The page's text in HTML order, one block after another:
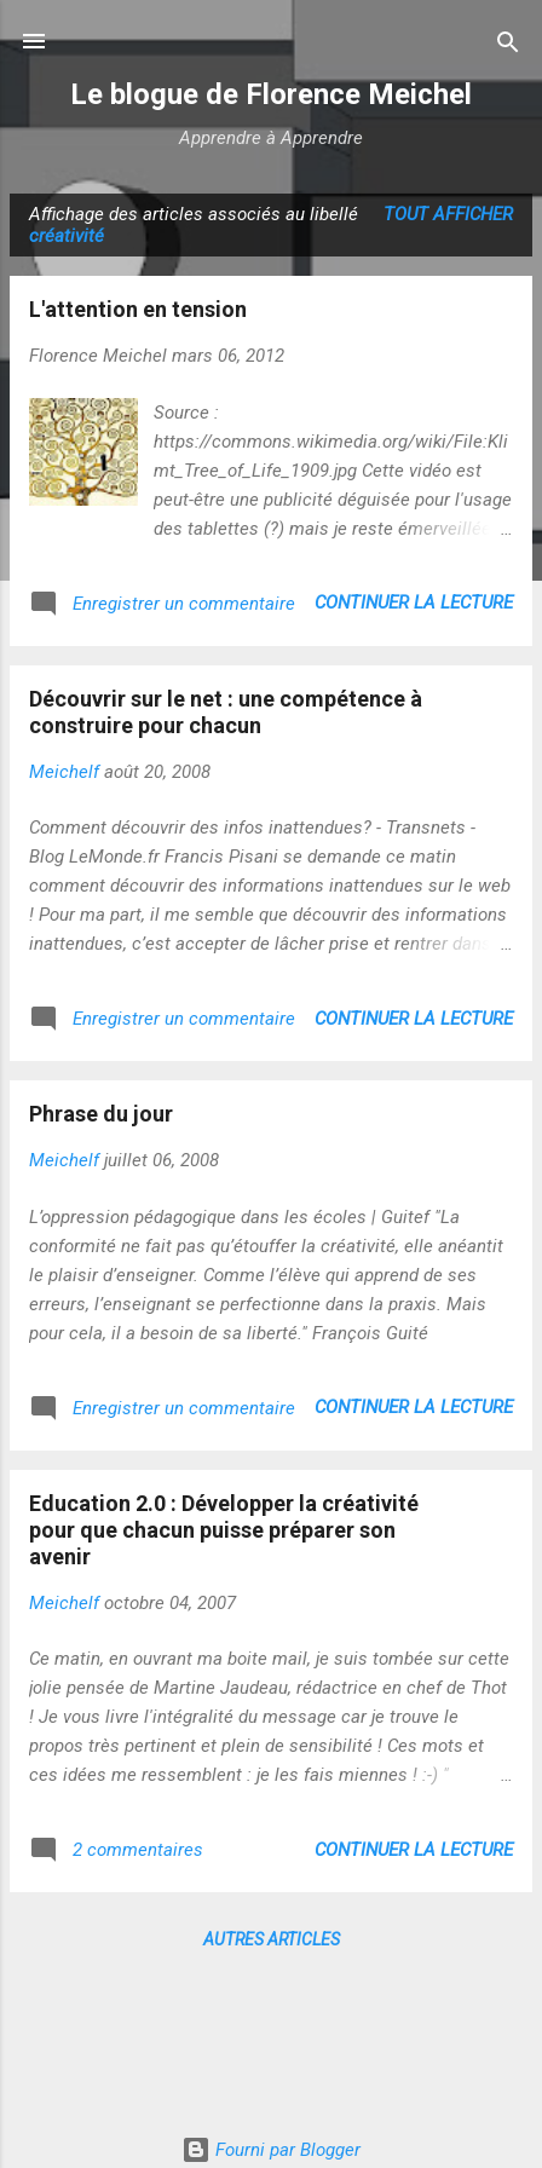
Le blogue de Florence Meichel
Apprendre à Apprendre
r
Affichage des articles associés au libellé
créativité
TOUT AFFICHER
L'attention en tension
Florence Meichel mars 06, 2012
Source :
https://commons.wikimedia.org/wiki/File:Kli
mt_Tree_of_Life_1909.jpg Cette vidéo est
peut-être une publicité déguisée pour l'usage
des tablettes (?) mais je reste émerveillée
(MAJ : la vidéo en question est passée en
modèle de l'arbre de vie de Klimt qu'elle
avait trouvé sur le web à l'aide de sa
tablette. Sur un ton très enjoué, elle
entrain de représenter. Dessin réalisé à
partir du POIETIC GENERATOR Cela me fait
penser à cette série d'interviews de Gilbert
Simondon : on y perçoit son extraordinaire
talent
Simondon Entretien sur la mécanologie
fuRyk&feature=related...
Enregistrer un commentaire CONTINUER LA LECTURE
Découvrir sur le net : une compétence à
construire pour chacun
Meichelf août 20, 2008
Comment découvrir des infos inattendues? - Transnets -
Blog LeMonde.fr Francis Pisani se demande ce matin
comment découvrir des informations inattendues sur le web
! Pour ma part, il me semble que découvrir des informations
inattendues, c’est accepter de lâcher prise et rentrer dans
nos perspectives de sens…et effectivement c’est un
processus humain qui se construit et s’inscrit dans une
s’enseigne car par essence non normative…Mais on on peut
long cours ! Et à la réflexion l’affectif et la confiance peuvent
jouer un rôle important dans ce processus de lâcher prise…
d’où l’influence des filtres humains et des réseaux sociaux
dans ce processus !
Enregistrer un commentaire CONTINUER LA LECTURE
Phrase du jour
Meichelf juillet 06, 2008
L’oppression pédagogique dans les écoles | Guitef "La
conformité ne fait pas qu’étouffer la créativité, elle anéantit
le plaisir d’enseigner. Comme l’élève qui apprend de ses
erreurs, l’enseignant se perfectionne dans la praxis. Mais
pour cela, il a besoin de sa liberté." François Guité
Enregistrer un commentaire CONTINUER LA LECTURE
Education 2.0 : Développer la créativité
pour que chacun puisse préparer son
avenir
Meichelf octobre 04, 2007
Ce matin, en ouvrant ma boite mail, je suis tombée sur cette
jolie pensée de Martine Jaudeau, rédactrice en chef de Thot
! Je vous livre l'intégralité du message car je trouve le
propos très pertinent et plein de sensibilité ! Ces mots et
ces idées me ressemblent : je les fais miennes ! :-) "
Thot Cursus© 3 octobre 2007 La création est trop souvent
liée - pour ceux qui y parviennent - à la douleur, la rébellion,
soit, c'est le plus souvent faire preuve de résilience. La
2 commentaires CONTINUER LA LECTURE
AUTRES ARTICLES
Fourni par Blogger